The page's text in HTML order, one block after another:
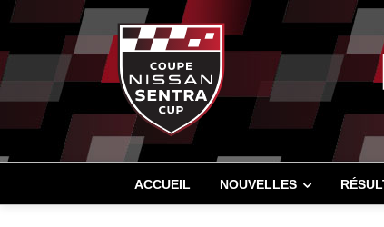
ACCUEIL NOUVELLES